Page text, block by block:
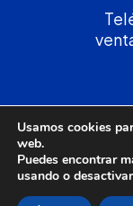
Usamos cookies
web.
Puedes encontrar
usando o